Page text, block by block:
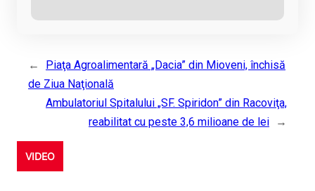
←
Piaţa Agroalimentară „Dacia” din Mioveni, închisă
de Ziua Naţională
Ambulatoriul Spitalului „SF. Spiridon” din Racoviţa,
reabilitat cu peste 3,6 milioane de lei
→
VIDEO